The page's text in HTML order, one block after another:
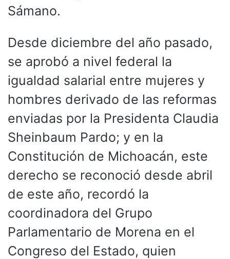
Sámano.
Desde diciembre del año pasado,
se aprobó a nivel federal la
igualdad salarial entre mujeres y
hombres derivado de las reformas
enviadas por la Presidenta Claudia
Sheinbaum Pardo; y en la
Constitución de Michoacán, este
derecho se reconoció desde abril
de este año, recordó la
coordinadora del Grupo
Parlamentario de Morena en el
Congreso del Estado, quien